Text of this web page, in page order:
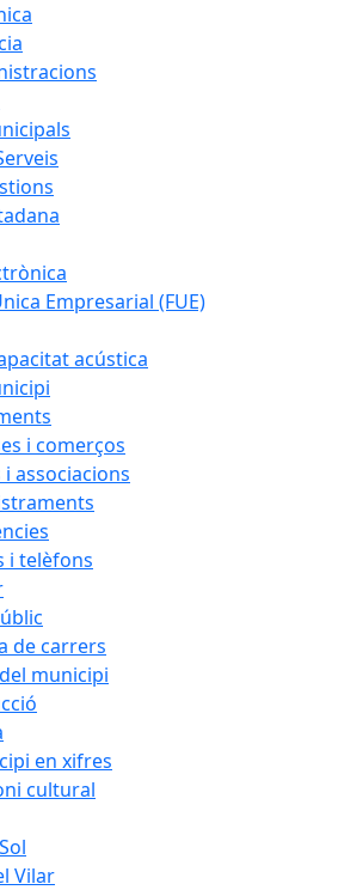
Empresarial (FUE)
acústica
i comerços
associacions
i telèfons
de carrers
municipi
en xifres
cultural
Vilar